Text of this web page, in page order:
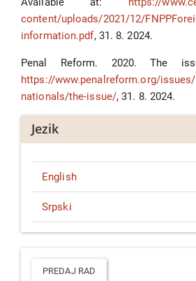
content/uploads/2021/12/
information.pdf, 31. 8. 2024.
Penal Reform. 2020. The
https://www.penalreform.org/
nationals/the-issue/, 31. 8. 2024.
Jezik
English
Srpski
Predaj
radPREDAJ RAD